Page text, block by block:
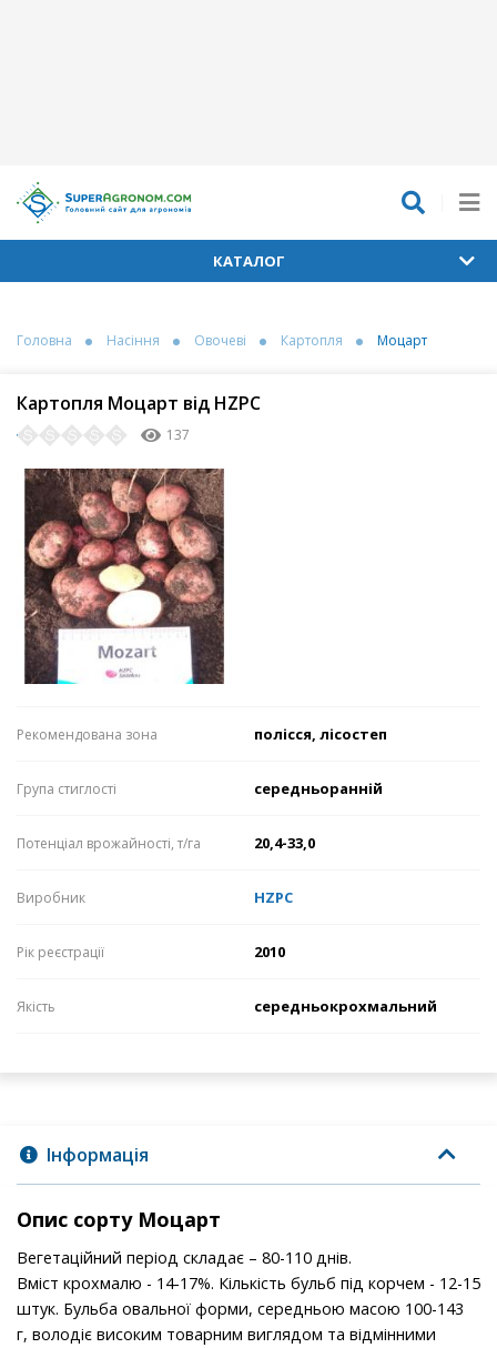
КАТАЛОГ
Головна Насіння Овочеві Картопля Моцарт
Картопля Моцарт від HZPC
137
Рекомендована зона полісся, лісостеп
Група стиглості середньоранній
Потенціал врожайності, т/га 20,4-33,0
Виробник HZPC
Рік реєстрації 2010
Якість середньокрохмальний
Інформація
Опис сорту Моцарт
Вегетаційний період складає – 80-110 днів.
Вміст крохмалю - 14-17%. Кількість бульб під корчем - 12-15
штук. Бульба овальної форми, середньою масою 100-143
г, володіє високим товарним виглядом та відмінними